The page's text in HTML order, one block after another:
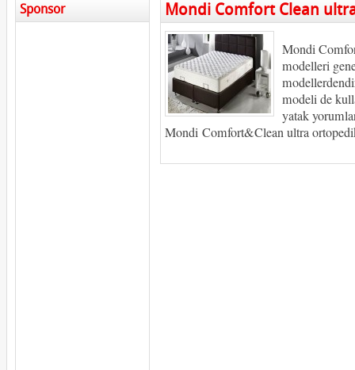
Sponsor Mondi Comfort Clean
Mondi
modelleri
modeli de
yatak
Mondi Comfort&Clean ultra